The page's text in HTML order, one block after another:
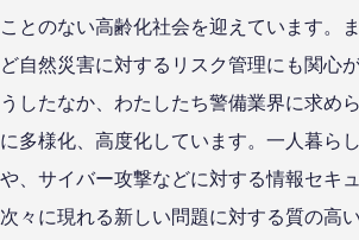
ことのない高齢化社会を迎えています。
ど自然災害に対するリスク管理にも関心
うしたなか、わたしたち警備業界に求め
に多様化、高度化しています。一人暮ら
や、サイバー攻撃などに対する情報セキ
次々に現れる新しい問題に対する質の高